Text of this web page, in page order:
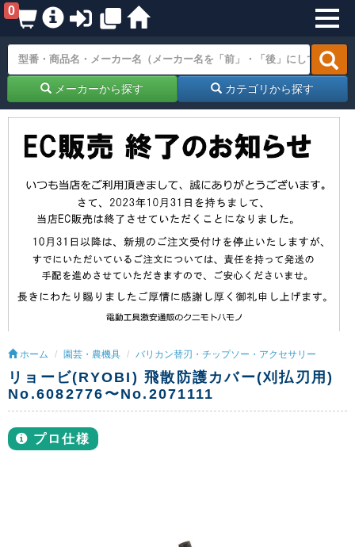
0
メーカーから探す カテゴリから探す
ホーム 園芸・農機具 バリカン替刃・チップソー・アクセサリー
リョービ(RYOBI) 飛散防護カバー(刈払刃用)
No.6082776〜No.2071111
プロ仕様